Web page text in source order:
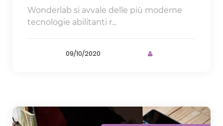
Wonderlab si avvale delle più moderne
tecnologie abilitanti r...
09/10/2020